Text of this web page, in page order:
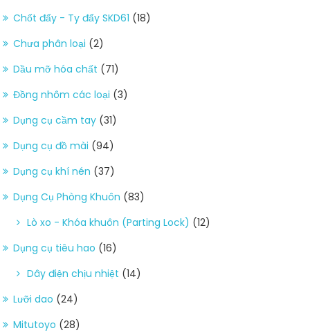
Chốt đẩy - Ty đẩy SKD61 (18)
Chưa phân loại (2)
Dầu mỡ hóa chất (71)
Đồng nhôm các loại (3)
Dụng cụ cầm tay (31)
Dụng cụ đồ mài (94)
Dụng cụ khí nén (37)
Dụng Cụ Phòng Khuôn (83)
Lò xo - Khóa khuôn (Parting Lock) (12)
Dụng cụ tiêu hao (16)
Dây điện chịu nhiệt (14)
Lưỡi dao (24)
Mitutoyo (28)